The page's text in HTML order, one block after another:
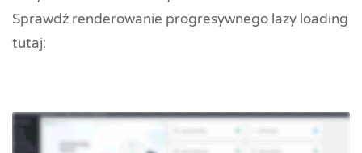
Sprawdź renderowanie progresywnego lazy loading
tutaj: